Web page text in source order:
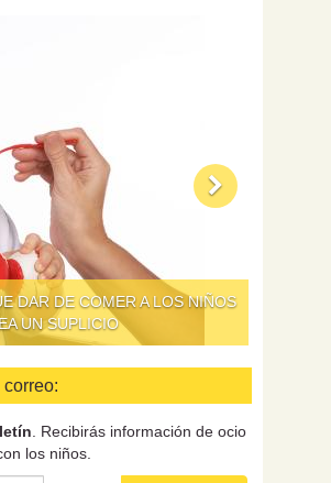
DAR DE COMER A LOS NIÑOS
UN SUPLICIO
. Recibirás información de ocio
los niños.